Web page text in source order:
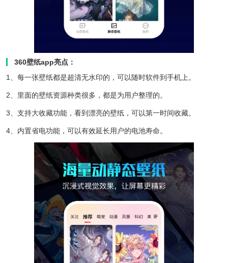
360壁纸app亮点：
1、每一张壁纸都是超清无水印的，可以随时软件到手机上。
2、里面的壁纸资源种类很多，都是为用户整理的。
3、支持大收藏功能，看到漂亮的壁纸，可以第一时间收藏。
4、内置省电功能，可以有效延长用户的电池寿命。